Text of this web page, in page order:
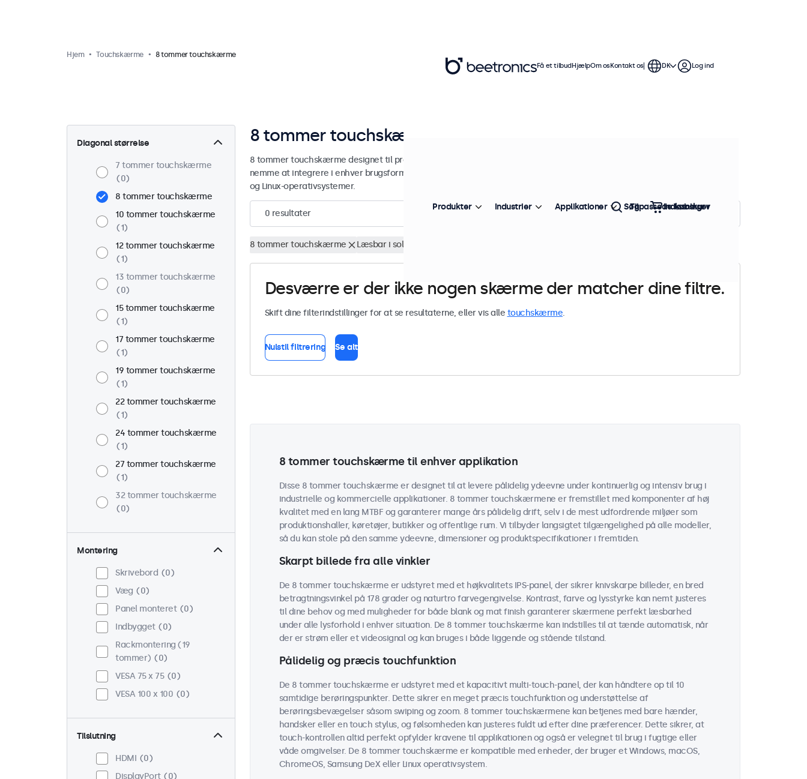
Hjem Touchskærme 8 tommer touchskærme
Diagonal størrelse
7 tommer touchskærme
0
8 tommer touchskærme
10 tommer touchskærme
1
12 tommer touchskærme
1
13 tommer touchskærme
0
15 tommer touchskærme
1
17 tommer touchskærme
1
19 tommer touchskærme
1
22 tommer touchskærme
1
24 tommer touchskærme
1
27 tommer touchskærme
1
32 tommer touchskærme
0
Montering
Skrivebord
0
Væg
0
Panel monteret
0
Indbygget
0
Rackmontering (19
tommer)
0
VESA 75 x 75
0
VESA 100 x 100
0
Tilslutning
HDMI
0
DisplayPort
0
8 tommer touchskærme
8 tommer touchskærme designet til professionel og kontinuerlig brug. Disse 8-tommer touchskærme er
nemme at integrere i enhver brugsform og ethvert miljø og er kompatible med Windows, macOS, ChromeOS
og Linux-operativsystemer.
0 resultater Sorter efter: Popularitet
8 tommer touchskærme Læsbar i sollys
Desværre er der ikke nogen skærme der matcher dine filtre.
Skift dine filterindstillinger for at se resultaterne, eller vis alle touchskærme.
Nulstil filtrering Se alt
8 tommer touchskærme til enhver applikation
Disse 8 tommer touchskærme er designet til at levere pålidelig ydeevne under kontinuerlig og intensiv brug i
industrielle og kommercielle applikationer. 8 tommer touchskærmene er fremstillet med komponenter af høj
kvalitet med en lang MTBF og garanterer mange års pålidelig drift, selv i de mest udfordrende miljøer som
produktionshaller, køretøjer, butikker og offentlige rum. Vi tilbyder langsigtet tilgængelighed på alle modeller,
så du kan stole på den samme ydeevne, dimensioner og produktspecifikationer i fremtiden.
Skarpt billede fra alle vinkler
De 8 tommer touchskærme er udstyret med et højkvalitets IPS-panel, der sikrer knivskarpe billeder, en bred
betragtningsvinkel på 178 grader og naturtro farvegengivelse. Kontrast, farve og lysstyrke kan nemt justeres
til dine behov og med muligheder for både blank og mat finish garanterer skærmene perfekt læsbarhed
under alle lysforhold i enhver situation. De 8 tommer touchskærme kan indstilles til at tænde automatisk, når
der er strøm eller et videosignal og kan bruges i både liggende og stående tilstand.
Pålidelig og præcis touchfunktion
De 8 tommer touchskærme er udstyret med et kapacitivt multi-touch-panel, der kan håndtere op til 10
samtidige berøringspunkter. Dette sikrer en meget præcis touchfunktion og understøttelse af
berøringsbevægelser såsom swiping og zoom. 8 tommer touchskærmene kan betjenes med bare hænder,
handsker eller en touch stylus, og følsomheden kan justeres fuldt ud efter dine præferencer. Dette sikrer, at
touch-kontrollen altid perfekt opfylder kravene til applikationen og også er velegnet til brug i fugtige eller
våde omgivelser. De 8 tommer touchskærme er kompatible med enheder, der bruger et Windows, macOS,
ChromeOS, Samsung DeX eller Linux operativsystem.
Få et tilbudHjælpOm osKontakt os DK Log ind
Produkter Industrier Applikationer Tilpassede løsninger
Søg Indkøbskurv